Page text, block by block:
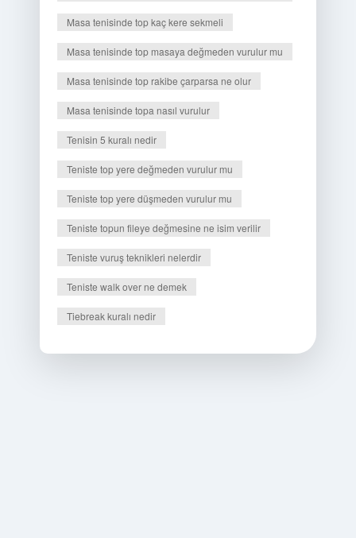
Masa tenisinde top kaç kere sekmeli
Masa tenisinde top masaya değmeden vurulur mu
Masa tenisinde top rakibe çarparsa ne olur
Masa tenisinde topa nasıl vurulur
Tenisin 5 kuralı nedir
Teniste top yere değmeden vurulur mu
Teniste top yere düşmeden vurulur mu
Teniste topun fileye değmesine ne isim verilir
Teniste vuruş teknikleri nelerdir
Teniste walk over ne demek
Tiebreak kuralı nedir